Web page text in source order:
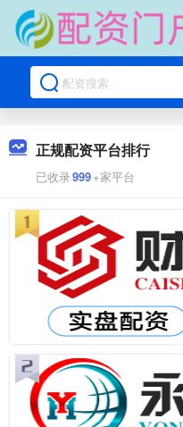
正规配资平台排行
已收录999+家平台